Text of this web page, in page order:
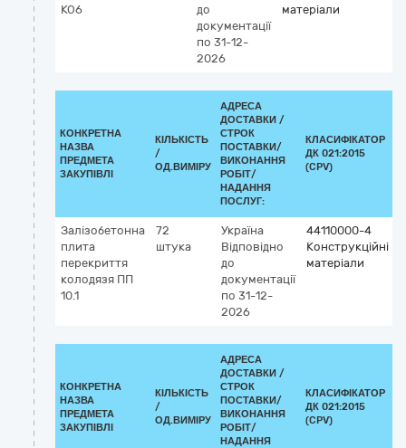
КО6
до
документації
по 31-12-
2026
матеріали
КОНКРЕТНА
НАЗВА
ПРЕДМЕТА
ЗАКУПІВЛІ
КІЛЬКІСТЬ
/
ОД.ВИМІРУ
АДРЕСА
ДОСТАВКИ /
СТРОК
ПОСТАВКИ/
ВИКОНАННЯ
РОБІТ/
НАДАННЯ
ПОСЛУГ:
КЛАСИФІКАТОР
ДК 021:2015
(CPV)
Залізобетонна
плита
перекриття
колодязя ПП
10.1
72
штука
Україна
Відповідно
до
документації
по 31-12-
2026
44110000-4
Конструкційні
матеріали
КОНКРЕТНА
НАЗВА
ПРЕДМЕТА
ЗАКУПІВЛІ
КІЛЬКІСТЬ
/
ОД.ВИМІРУ
АДРЕСА
ДОСТАВКИ /
СТРОК
ПОСТАВКИ/
ВИКОНАННЯ
РОБІТ/
НАДАННЯ
КЛАСИФІКАТОР
ДК 021:2015
(CPV)